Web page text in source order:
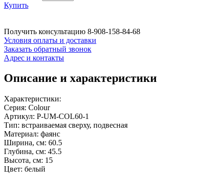
Купить
Получить консультацию 8-908-158-84-68
Условия оплаты и доставки
Заказать обратный звонок
Адрес и контакты
Описание и характеристики
Характеристики:
Серия: Colour
Артикул: P-UM-COL60-1
Тип: встраиваемая сверху, подвесная
Материал: фаянс
Ширина, см: 60.5
Глубина, см: 45.5
Высота, см: 15
Цвет: белый